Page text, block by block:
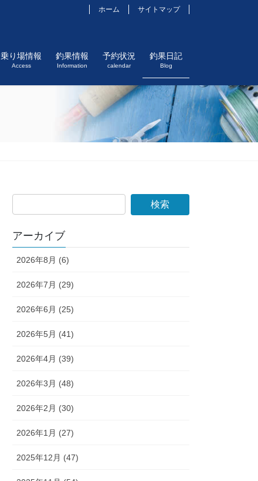
ホーム サイトマップ
乗り場情報
Access
釣果情報
Information
予約状況
calendar
釣果日記
Blog
アーカイブ
2026年8月 (6)
2026年7月 (29)
2026年6月 (25)
2026年5月 (41)
2026年4月 (39)
2026年3月 (48)
2026年2月 (30)
2026年1月 (27)
2025年12月 (47)